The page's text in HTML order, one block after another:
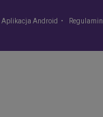
Aplikacja Android Regulamin